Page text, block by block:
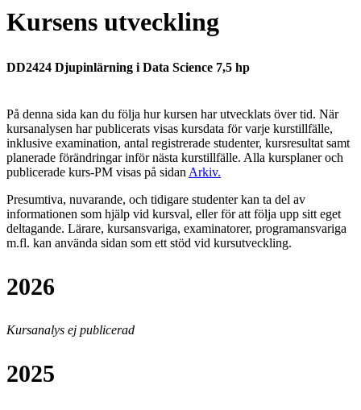
Kursens utveckling
DD2424 Djupinlärning i Data Science 7,5 hp
På denna sida kan du följa hur kursen har utvecklats över tid. När
kursanalysen har publicerats visas kursdata för varje kurstillfälle,
inklusive examination, antal registrerade studenter, kursresultat samt
planerade förändringar inför nästa kurstillfälle. Alla kursplaner och
publicerade kurs-PM visas på sidan Arkiv.
Presumtiva, nuvarande, och tidigare studenter kan ta del av
informationen som hjälp vid kursval, eller för att följa upp sitt eget
deltagande. Lärare, kursansvariga, examinatorer, programansvariga
m.fl. kan använda sidan som ett stöd vid kursutveckling.
2026
Kursanalys ej publicerad
2025